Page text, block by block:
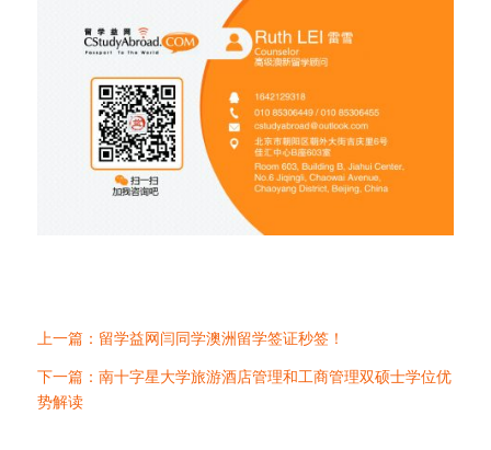
上一篇：留学益网闫同学澳洲留学签证秒签！
下一篇：南十字星大学旅游酒店管理和工商管理双硕士学位优
势解读